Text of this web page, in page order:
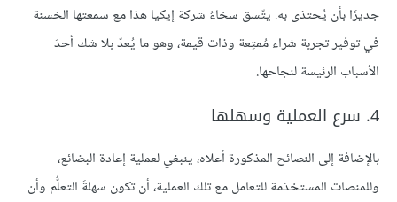
جديرًا بأن يُحتذى به. يتّسق سخاءُ شركة إيكيا هذا مع سمعتها الحَسنة
في توفير تجربة شراء مُمتِعة وذات قيمة، وهو ما يُعدّ بلا شك أحدَ
الأسباب الرئيسة لنجاحها.
4. سرع العملية وسهلها
بالإضافة إلى النصائح المذكورة أعلاه، ينبغي لعملية إعادة البضائع،
وللمنصات المستخدَمة للتعامل مع تلك العملية، أن تكون سهلةَ التعلُّم وأن